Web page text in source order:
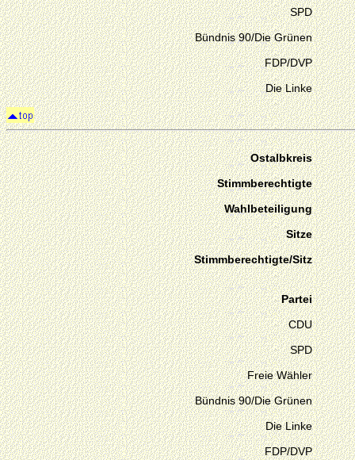
SPD
Bündnis 90/Die Grünen
FDP/DVP
Die Linke
Ostalbkreis
Stimmberechtigte
Wahlbeteiligung
Sitze
Stimmberechtigte/Sitz
Partei
CDU
SPD
Freie Wähler
Bündnis 90/Die Grünen
Die Linke
FDP/DVP